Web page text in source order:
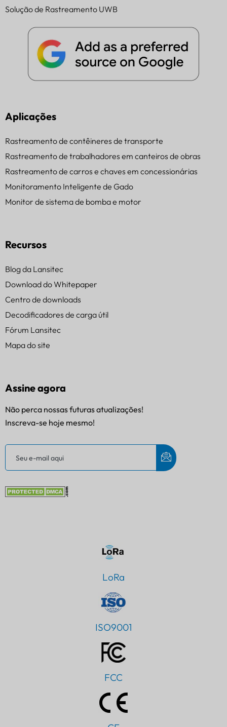
Solução de Rastreamento UWB
Aplicações
Rastreamento de contêineres de transporte
Rastreamento de trabalhadores em canteiros de obras
Rastreamento de carros e chaves em concessionárias
Monitoramento Inteligente de Gado
Monitor de sistema de bomba e motor
Recursos
Blog da Lansitec
Download do Whitepaper
Centro de downloads
Decodificadores de carga útil
Fórum Lansitec
Mapa do site
Assine agora
Não perca nossas futuras atualizações!
Inscreva-se hoje mesmo!
LoRa
ISO9001
FCC